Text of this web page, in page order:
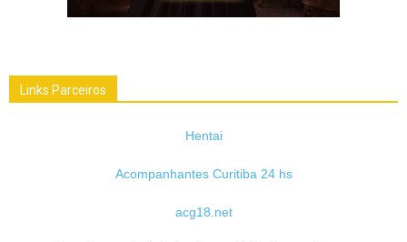
Links Parceiros
Hentai
Acompanhantes Curitiba 24 hs
acg18.net